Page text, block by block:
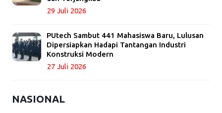
29 Juli 2026
PUtech Sambut 441 Mahasiswa Baru, Lulusan
Dipersiapkan Hadapi Tantangan Industri
Konstruksi Modern
27 Juli 2026
NASIONAL